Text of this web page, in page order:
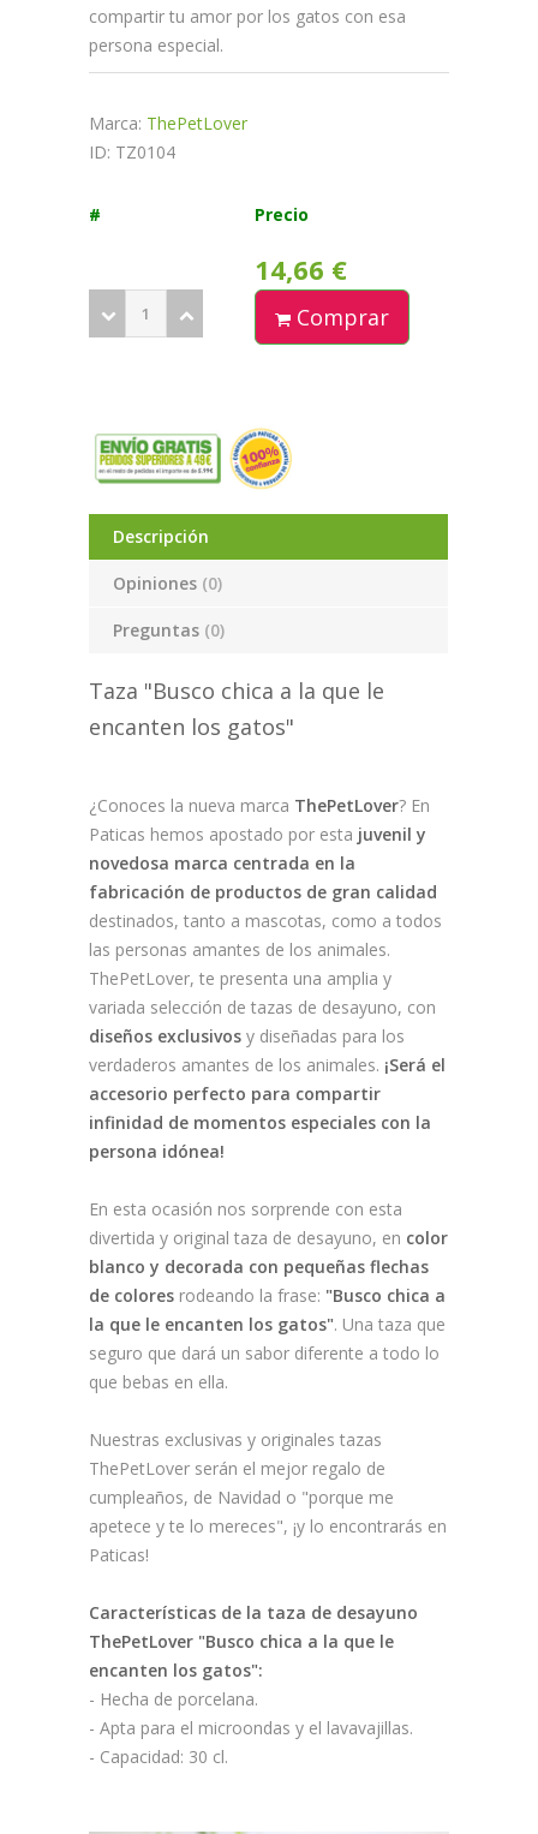
compartir tu amor por los gatos con esa
persona especial.
Marca: ThePetLover
ID: TZ0104
# Precio
14,66 €
Comprar
Descripción
Opiniones (0)
Preguntas (0)
Taza "Busco chica a la que le
encanten los gatos"
¿Conoces la nueva marca ThePetLover? En
Paticas hemos apostado por esta juvenil y
novedosa marca centrada en la
fabricación de productos de gran calidad
destinados, tanto a mascotas, como a todos
las personas amantes de los animales.
ThePetLover, te presenta una amplia y
variada selección de tazas de desayuno, con
diseños exclusivos y diseñadas para los
verdaderos amantes de los animales. ¡Será el
accesorio perfecto para compartir
infinidad de momentos especiales con la
persona idónea!
En esta ocasión nos sorprende con esta
divertida y original taza de desayuno, en color
blanco y decorada con pequeñas flechas
de colores rodeando la frase: "Busco chica a
la que le encanten los gatos". Una taza que
seguro que dará un sabor diferente a todo lo
que bebas en ella.
Nuestras exclusivas y originales tazas
ThePetLover serán el mejor regalo de
cumpleaños, de Navidad o "porque me
apetece y te lo mereces", ¡y lo encontrarás en
Paticas!
Características de la taza de desayuno
ThePetLover "Busco chica a la que le
encanten los gatos":
- Hecha de porcelana.
- Apta para el microondas y el lavavajillas.
- Capacidad: 30 cl.